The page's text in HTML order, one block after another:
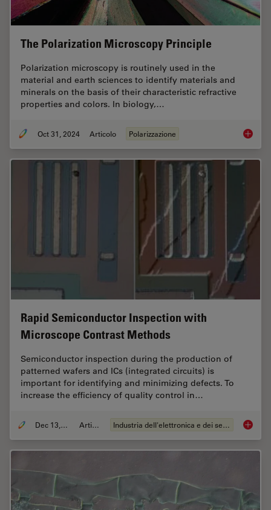
The Polarization Microscopy Principle
Polarization microscopy is routinely used in the
material and earth sciences to identify materials and
minerals on the basis of their characteristic refractive
properties and colors. In biology,…
Oct 31, 2024 Articolo Polarizzazione The
Rapid Semiconductor Inspection with
Microscope Contrast Methods
Semiconductor inspection during the production of
patterned wafers and ICs (integrated circuits) is
important for identifying and minimizing defects. To
increase the efficiency of quality control in…
Dec 13, 2023 Articolo Industria dell'elettronica e dei semiconduttori Rapid